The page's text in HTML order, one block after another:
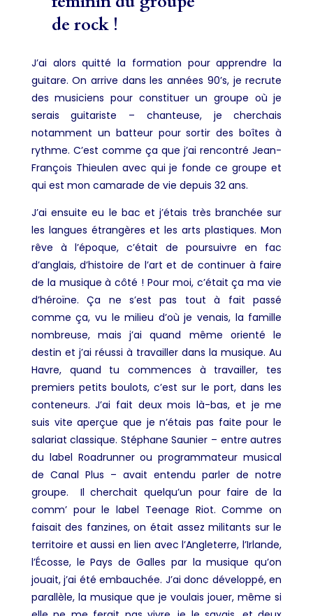
de rock !
J’ai alors quitté la formation pour apprendre la
guitare. On arrive dans les années 90’s, je recrute
des musiciens pour constituer un groupe où je
serais guitariste – chanteuse, je cherchais
notamment un batteur pour sortir des boîtes à
rythme. C’est comme ça que j’ai rencontré Jean-
François Thieulen avec qui je fonde ce groupe et
qui est mon camarade de vie depuis 32 ans.
J’ai ensuite eu le bac et j’étais très branchée sur
les langues étrangères et les arts plastiques. Mon
rêve à l’époque, c’était de poursuivre en fac
d’anglais, d’histoire de l’art et de continuer à faire
de la musique à côté ! Pour moi, c’était ça ma vie
d’héroïne. Ça ne s’est pas tout à fait passé
comme ça, vu le milieu d’où je venais, la famille
nombreuse, mais j’ai quand même orienté le
destin et j’ai réussi à travailler dans la musique. Au
Havre, quand tu commences à travailler, tes
premiers petits boulots, c’est sur le port, dans les
conteneurs. J’ai fait deux mois là-bas, et je me
suis vite aperçue que je n’étais pas faite pour le
salariat classique. Stéphane Saunier – entre autres
du label Roadrunner ou programmateur musical
de Canal Plus – avait entendu parler de notre
groupe. Il cherchait quelqu’un pour faire de la
comm’ pour le label Teenage Riot. Comme on
faisait des fanzines, on était assez militants sur le
territoire et aussi en lien avec l’Angleterre, l’Irlande,
l’Écosse, le Pays de Galles par la musique qu’on
jouait, j’ai été embauchée. J’ai donc développé, en
parallèle, la musique que je voulais jouer, même si